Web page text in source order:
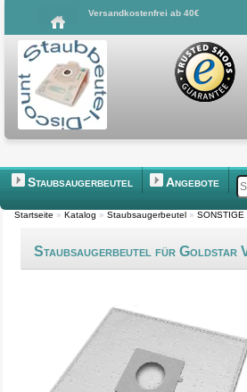
Versandkostenfrei ab 40€
Staubsaugerbeutel Angebote
Startseite » Katalog » Staubsaugerbeutel » SONSTIGE
Staubsaugerbeutel für Goldstar